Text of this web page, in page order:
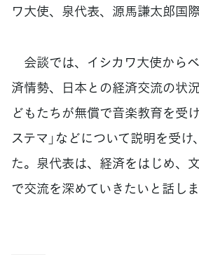
ワ大使、泉代表、源馬謙太郎国際
会談では、イシカワ大使から
済情勢、日本との経済交流の状
どもたちが無償で音楽教育を受
ステマ」などについて説明を受
た。泉代表は、経済をはじめ、
で交流を深めていきたいと話しま